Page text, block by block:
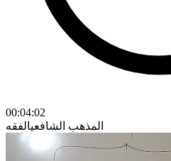
00:04:02
المذهب الشافعيالفقه